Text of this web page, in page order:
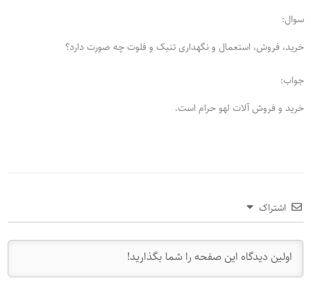
سوال:
خرید، فروش، استعمال و نگهداری تنبک و فلوت چه صورت دارد؟
جواب:
خرید و فروش آلات لهو حرام است.
اشتراک